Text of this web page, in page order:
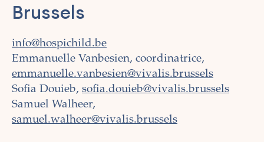
Brussels
info@hospichild.be
Emmanuelle Vanbesien, coordinatrice,
emmanuelle.vanbesien@vivalis.brussels
Sofia Douieb, sofia.douieb@vivalis.brussels
Samuel Walheer,
samuel.walheer@vivalis.brussels